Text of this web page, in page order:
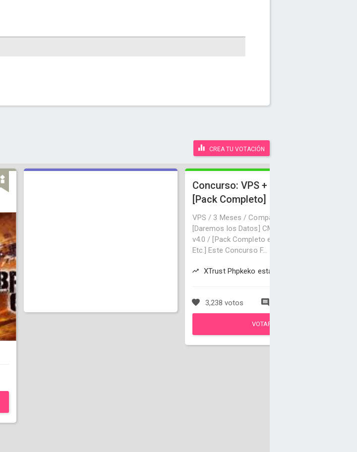
CREA TU VOTACIÓN
Concurso: VPS + CMS
[Pack Completo]
VPS / 3 Meses / Compañia Gigas.com
[Daremos los Datos] CMS / HPieroCMS
v4.0 / [Pack Completo ej: CMS , DB , Swfs,
Etc.] Este Concurso F...
XTrust Phpkeko está ganando
3,238 votos
VOTAR